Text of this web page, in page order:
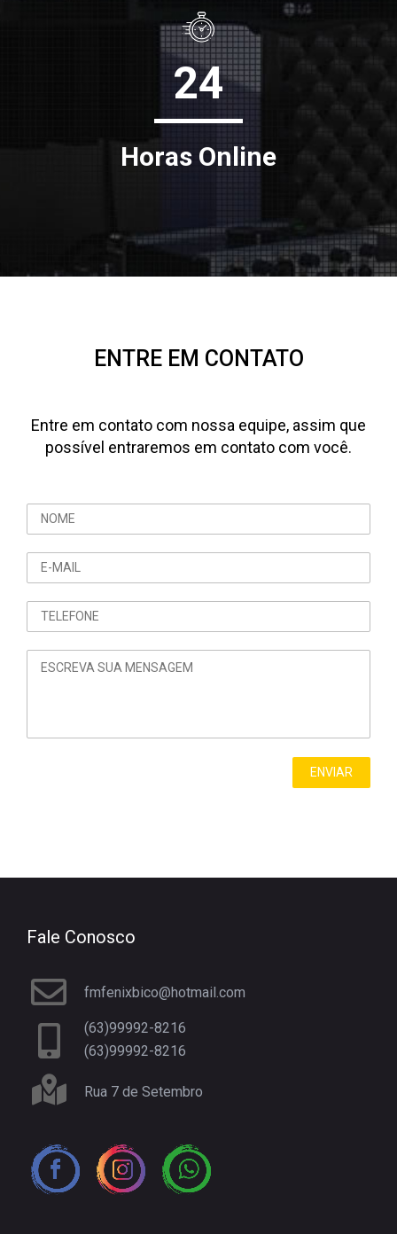
24
Horas Online
ENTRE EM CONTATO
Entre em contato com nossa equipe, assim que
possível entraremos em contato com você.
Fale Conosco
fmfenixbico@hotmail.com
(63)99992-8216
(63)99992-8216
Rua 7 de Setembro